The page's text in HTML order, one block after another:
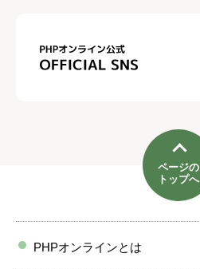
ページの
トップへ
PHPオンラインとは